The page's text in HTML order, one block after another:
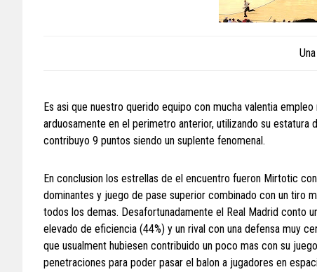
Es asi que nuestro querido equipo con mucha valentia
arduosamente en el perimetro anterior, utilizando su
contribuyo 9 puntos siendo un suplente fenomenal.
En conclusion los estrellas de el encuentro fueron Mirtotic
dominantes y juego de pase superior combinado con un tiro
todos los demas. Desafortunadamente el Real Madrid conto
elevado de eficiencia (44%) y un rival con una defensa muy
que usualment hubiesen contribuido un poco mas con su
penetraciones para poder pasar el balon a jugadores en